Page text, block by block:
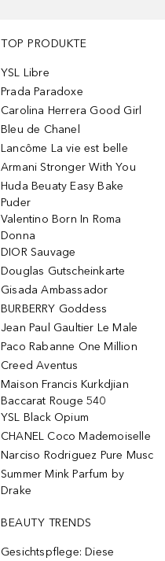
TOP PRODUKTE
YSL Libre
Prada Paradoxe
Carolina Herrera Good Girl
Bleu de Chanel
Lancôme La vie est belle
Armani Stronger With You
Huda Beuaty Easy Bake
Puder
Valentino Born In Roma
Donna
DIOR Sauvage
Douglas Gutscheinkarte
Gisada Ambassador
BURBERRY Goddess
Jean Paul Gaultier Le Male
Paco Rabanne One Million
Creed Aventus
Maison Francis Kurkdjian
Baccarat Rouge 540
YSL Black Opium
CHANEL Coco Mademoiselle
Narciso Rodriguez Pure Musc
Summer Mink Parfum by
Drake
BEAUTY TRENDS
Gesichtspflege: Diese